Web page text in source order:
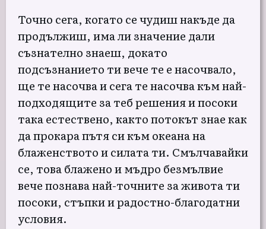
Точно сега, когато се чудиш накъде да
продължиш, има ли значение дали
съзнателно знаеш, докато
подсъзнанието ти вече те е насочвало,
ще те насочва и сега те насочва към най-
подходящите за теб решения и посоки
така естествено, както потокът знае как
да прокара пътя си към океана на
блаженството и силата ти. Смълчавайки
се, това блажено и мъдро безмълвие
вече познава най-точните за живота ти
посоки, стъпки и радостно-благодатни
условия.